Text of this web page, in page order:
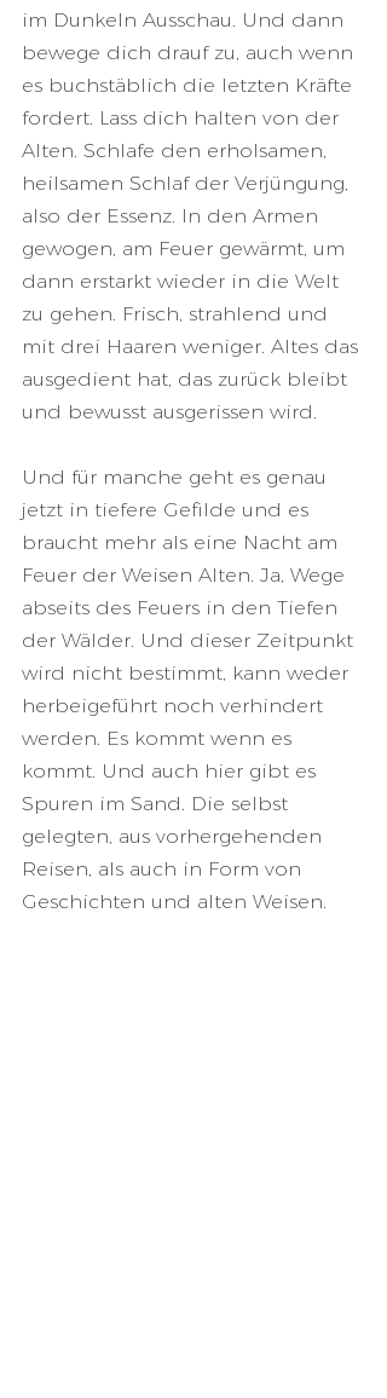
im Dunkeln Ausschau. Und dann
bewege dich drauf zu, auch wenn
es buchstäblich die letzten Kräfte
fordert. Lass dich halten von der
Alten. Schlafe den erholsamen,
heilsamen Schlaf der Verjüngung,
also der Essenz. In den Armen
gewogen, am Feuer gewärmt, um
dann erstarkt wieder in die Welt
zu gehen. Frisch, strahlend und
mit drei Haaren weniger. Altes das
ausgedient hat, das zurück bleibt
und bewusst ausgerissen wird.
Und für manche geht es genau
jetzt in tiefere Gefilde und es
braucht mehr als eine Nacht am
Feuer der Weisen Alten. Ja, Wege
abseits des Feuers in den Tiefen
der Wälder. Und dieser Zeitpunkt
wird nicht bestimmt, kann weder
herbeigeführt noch verhindert
werden. Es kommt wenn es
kommt. Und auch hier gibt es
Spuren im Sand. Die selbst
gelegten, aus vorhergehenden
Reisen, als auch in Form von
Geschichten und alten Weisen.